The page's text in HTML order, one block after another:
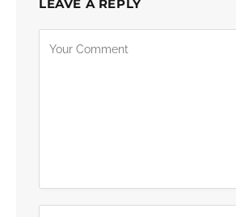
LEAVE A REPLY